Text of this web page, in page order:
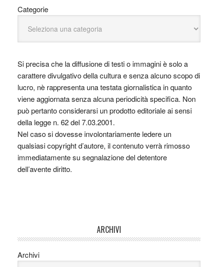
Categorie
Si precisa che la diffusione di testi o immagini è solo a
carattere divulgativo della cultura e senza alcuno scopo di
lucro, nè rappresenta una testata giornalistica in quanto
viene aggiornata senza alcuna periodicità specifica. Non
può pertanto considerarsi un prodotto editoriale ai sensi
della legge n. 62 del 7.03.2001.
Nel caso si dovesse involontariamente ledere un
qualsiasi copyright d’autore, il contenuto verrà rimosso
immediatamente su segnalazione del detentore
dell’avente diritto.
ARCHIVI
Archivi